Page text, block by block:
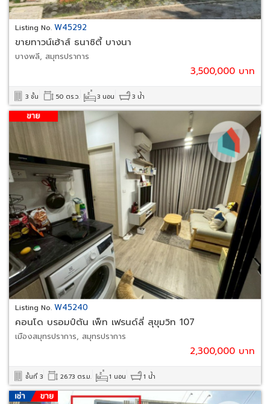
Listing No. W45292
ขายทาวน์เฮ้าส์ ธนาซิตี้ บางนา
บางพลี, สมุทรปราการ
3,500,000 บาท
3 ชั้น 50 ตร.ว. 3 นอน 3 น้ำ
Listing No. W45240
คอนโด บรอมป์ตัน เพ็ท เฟรนด์ลี่ สุขุมวิท 107
เมืองสมุทรปราการ, สมุทรปราการ
2,300,000 บาท
ชั้นที่ 3 26.73 ตร.ม. 1 นอน 1 น้ำ